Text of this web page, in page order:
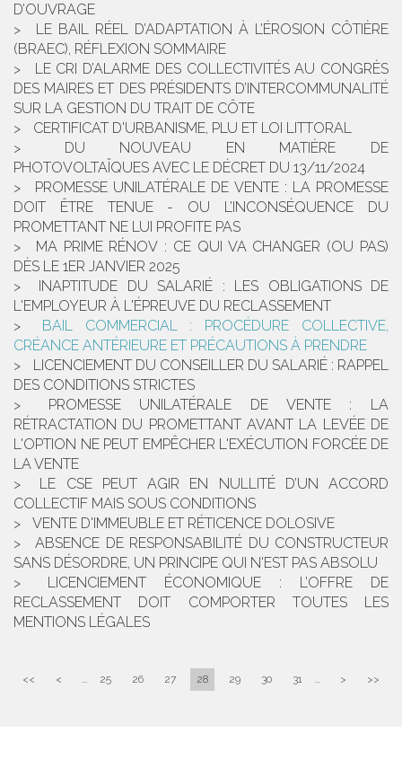
D’OUVRAGE
LE BAIL RÉEL D’ADAPTATION À L’ÉROSION CÔTIÈRE
(BRAEC), RÉFLEXION SOMMAIRE
LE CRI D’ALARME DES COLLECTIVITÉS AU CONGRÈS
DES MAIRES ET DES PRÉSIDENTS D’INTERCOMMUNALITÉ
SUR LA GESTION DU TRAIT DE CÔTE
CERTIFICAT D'URBANISME, PLU ET LOI LITTORAL
DU NOUVEAU EN MATIÈRE DE
PHOTOVOLTAÏQUES AVEC LE DÉCRET DU 13/11/2024
PROMESSE UNILATÉRALE DE VENTE : LA PROMESSE
DOIT ÊTRE TENUE - OU L’INCONSÉQUENCE DU
PROMETTANT NE LUI PROFITE PAS
MA PRIME RÉNOV : CE QUI VA CHANGER (OU PAS)
DÈS LE 1ER JANVIER 2025
INAPTITUDE DU SALARIÉ : LES OBLIGATIONS DE
L'EMPLOYEUR À L'ÉPREUVE DU RECLASSEMENT
BAIL COMMERCIAL : PROCÉDURE COLLECTIVE,
CRÉANCE ANTÉRIEURE ET PRÉCAUTIONS À PRENDRE
LICENCIEMENT DU CONSEILLER DU SALARIÉ : RAPPEL
DES CONDITIONS STRICTES
PROMESSE UNILATÉRALE DE VENTE : LA
RÉTRACTATION DU PROMETTANT AVANT LA LEVÉE DE
L'OPTION NE PEUT EMPÊCHER L'EXÉCUTION FORCÉE DE
LA VENTE
LE CSE PEUT AGIR EN NULLITÉ D’UN ACCORD
COLLECTIF MAIS SOUS CONDITIONS
VENTE D'IMMEUBLE ET RÉTICENCE DOLOSIVE
ABSENCE DE RESPONSABILITÉ DU CONSTRUCTEUR
SANS DÉSORDRE, UN PRINCIPE QUI N'EST PAS ABSOLU
LICENCIEMENT ÉCONOMIQUE : L’OFFRE DE
RECLASSEMENT DOIT COMPORTER TOUTES LES
MENTIONS LÉGALES
<< < ... 25 26 27 28 29 30 31 ... > >>